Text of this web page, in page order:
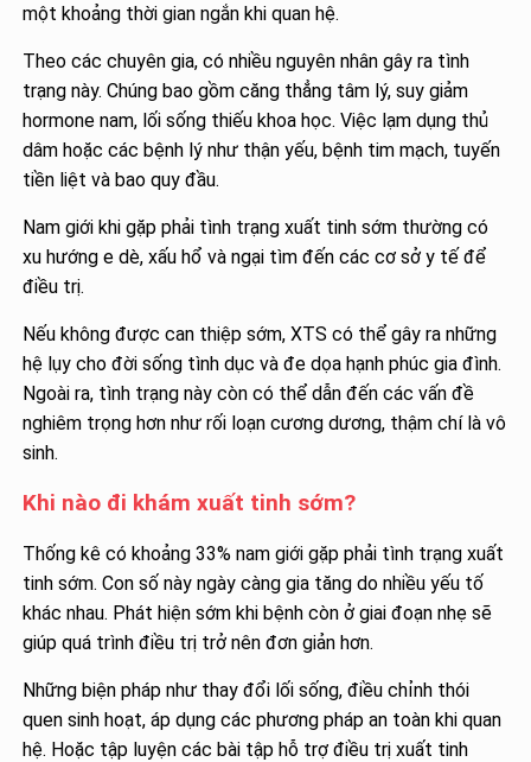
một khoảng thời gian ngắn khi quan hệ.
Theo các chuyên gia, có nhiều nguyên nhân gây ra tình
trạng này. Chúng bao gồm căng thẳng tâm lý, suy giảm
hormone nam, lối sống thiếu khoa học. Việc lạm dụng thủ
dâm hoặc các bệnh lý như thận yếu, bệnh tim mạch, tuyến
tiền liệt và bao quy đầu.
Nam giới khi gặp phải tình trạng xuất tinh sớm thường có
xu hướng e dè, xấu hổ và ngại tìm đến các cơ sở y tế để
điều trị.
Nếu không được can thiệp sớm, XTS có thể gây ra những
hệ lụy cho đời sống tình dục và đe dọa hạnh phúc gia đình.
Ngoài ra, tình trạng này còn có thể dẫn đến các vấn đề
nghiêm trọng hơn như rối loạn cương dương, thậm chí là vô
sinh.
Khi nào đi khám xuất tinh sớm?
Thống kê có khoảng 33% nam giới gặp phải tình trạng xuất
tinh sớm. Con số này ngày càng gia tăng do nhiều yếu tố
khác nhau. Phát hiện sớm khi bệnh còn ở giai đoạn nhẹ sẽ
giúp quá trình điều trị trở nên đơn giản hơn.
Những biện pháp như thay đổi lối sống, điều chỉnh thói
quen sinh hoạt, áp dụng các phương pháp an toàn khi quan
hệ. Hoặc tập luyện các bài tập hỗ trợ điều trị xuất tinh